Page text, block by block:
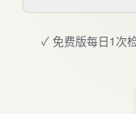
✓ 免费版每日1次